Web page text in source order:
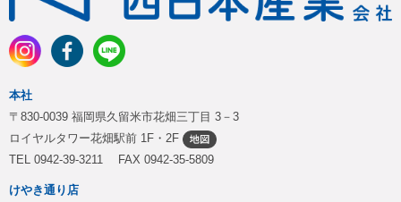
本社
〒830-0039 福岡県久留米市花畑三丁目 3－3
ロイヤルタワー花畑駅前 1F・2F
TEL 0942-39-3211 FAX 0942-35-5809
けやき通り店